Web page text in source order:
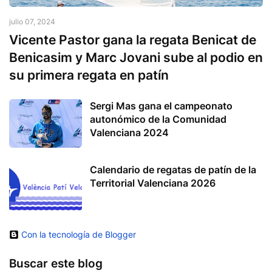
julio 07, 2024
Vicente Pastor gana la regata Benicat de
Benicasim y Marc Jovani sube al podio en
su primera regata en patín
Sergi Mas gana el campeonato
autonómico de la Comunidad
Valenciana 2024
Calendario de regatas de patín de la
Territorial Valenciana 2026
Con la tecnología de Blogger
Buscar este blog